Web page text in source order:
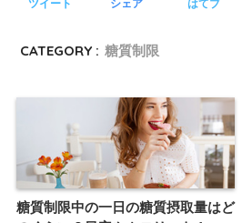
ツイート シェア はてブ
CATEGORY : 糖質制限
糖質制限中の一日の糖質摂取量はど